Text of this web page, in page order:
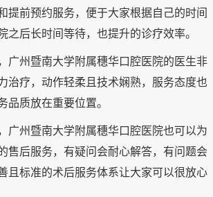
提前预约服务，便于大家根据自己的时间
之后长时间等待，也提升的诊疗效率。
广州暨南大学附属穗华口腔医院的医生非
治疗，动作轻柔且技术娴熟，服务态度也
品质放在重要位置。
广州暨南大学附属穗华口腔医院也可以为
售后服务，有疑问会耐心解答，有问题会
且标准的术后服务体系让大家可以很放心